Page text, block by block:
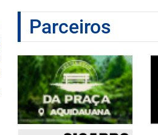
Parceiros